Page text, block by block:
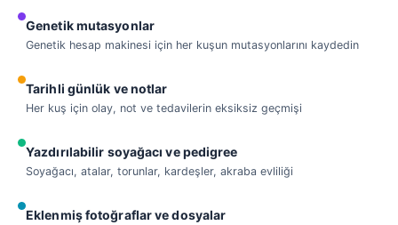
Genetik mutasyonlar
Genetik hesap makinesi için her kuşun mutasyonlarını kaydedin
Tarihli günlük ve notlar
Her kuş için olay, not ve tedavilerin eksiksiz geçmişi
Yazdırılabilir soyağacı ve pedigree
Soyağacı, atalar, torunlar, kardeşler, akraba evliliği
Eklenmiş fotoğraflar ve dosyalar